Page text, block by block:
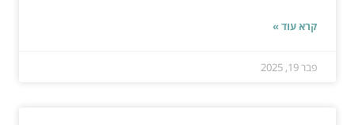
קרא עוד »
פבר 19, 2025